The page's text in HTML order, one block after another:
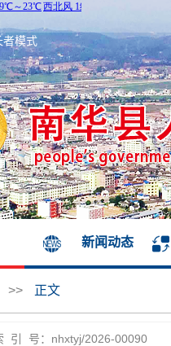
者模式
新闻动态
>> 正文
引 号：nhxtyj/2026-00090